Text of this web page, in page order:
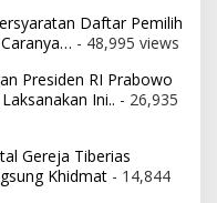
Daftar Pemilih
- 48,995 views
Presiden RI Prabowo
Ini.. - 26,935
Gereja Tiberias
Khidmat - 14,844